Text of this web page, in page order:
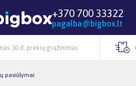
+370 700 33322
pagalba@bigbox.lt
30 d. prekių grąžinimas
pasiūlymai